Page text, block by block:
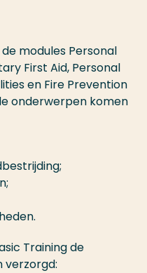
modules Personal
First Aid, Personal
en Fire Prevention
onderwerpen komen
Training de
verzorgd: